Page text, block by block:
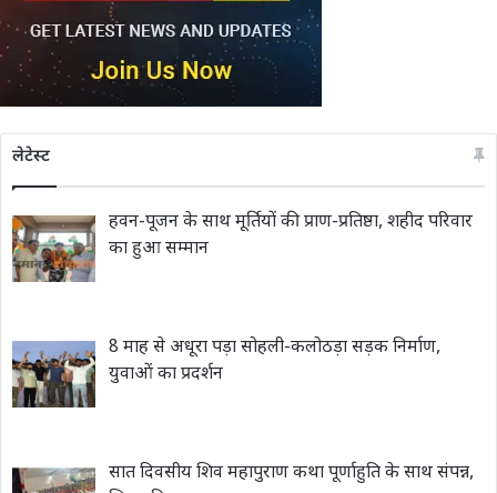
लेटेस्ट
हवन-पूजन के साथ मूर्तियों की प्राण-प्रतिष्ठा, शहीद परिवार
का हुआ सम्मान
8 माह से अधूरा पड़ा सोहली-कलोठड़ा सड़क निर्माण,
युवाओं का प्रदर्शन
सात दिवसीय शिव महापुराण कथा पूर्णाहुति के साथ संपन्न,